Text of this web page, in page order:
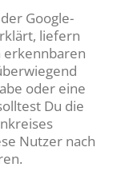
Google-
liefern
erkennbaren
oder eine
Du die
Nutzer nach